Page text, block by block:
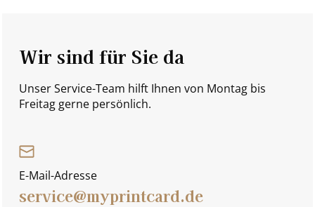
Wir sind für Sie da
Unser Service-Team hilft Ihnen von Montag bis
Freitag gerne persönlich.
E-Mail-Adresse
service@myprintcard.de